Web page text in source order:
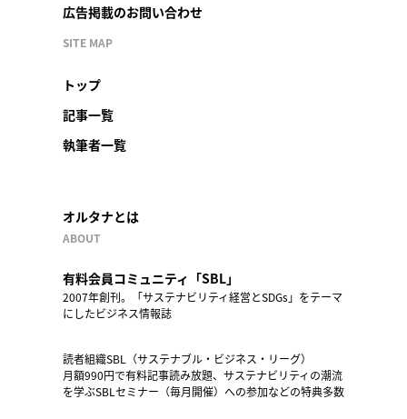
広告掲載のお問い合わせ
SITE MAP
トップ
記事一覧
執筆者一覧
オルタナとは
ABOUT
有料会員コミュニティ「SBL」
2007年創刊。「サステナビリティ経営とSDGs」をテーマ
にしたビジネス情報誌
読者組織SBL（サステナブル・ビジネス・リーグ）
月額990円で有料記事読み放題、サステナビリティの潮流
を学ぶSBLセミナー（毎月開催）への参加などの特典多数